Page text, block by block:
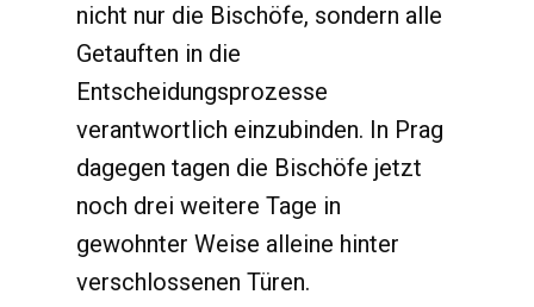
nicht nur die Bischöfe, sondern alle
Getauften in die
Entscheidungsprozesse
verantwortlich einzubinden. In Prag
dagegen tagen die Bischöfe jetzt
noch drei weitere Tage in
gewohnter Weise alleine hinter
verschlossenen Türen.